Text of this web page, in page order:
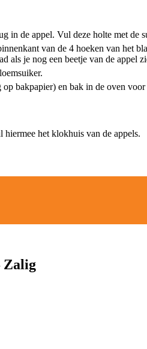
in de appel. Vul deze holte met de
van de 4 hoeken van het
als je nog een beetje van de appel
bakpapier) en bak in de oven
het klokhuis van de appels.
Zalig